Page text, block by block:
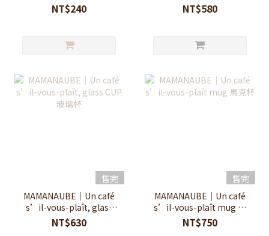
NT$240 NT$580
售完
MAMANAUBE｜Un café
s’il-vous-plaît, glass
CUP 玻璃杯
NT$630
售完
MAMANAUBE｜Un café
s’il-vous-plaît mug 馬
克杯
NT$750